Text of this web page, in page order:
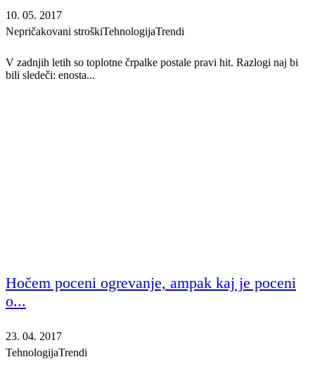
10. 05. 2017
Nepričakovani stroškiTehnologijaTrendi
V zadnjih letih so toplotne črpalke postale pravi hit. Razlogi naj bi
bili sledeči: enosta...
Hočem poceni ogrevanje, ampak kaj je poceni
o...
23. 04. 2017
TehnologijaTrendi